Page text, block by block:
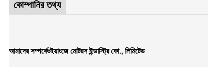
কোম্পানির তথ্য
আমাদের সম্পর্কেঃইয়াংজে মোটরস ইন্ডাস্ট্রি কো., লিমিটেড